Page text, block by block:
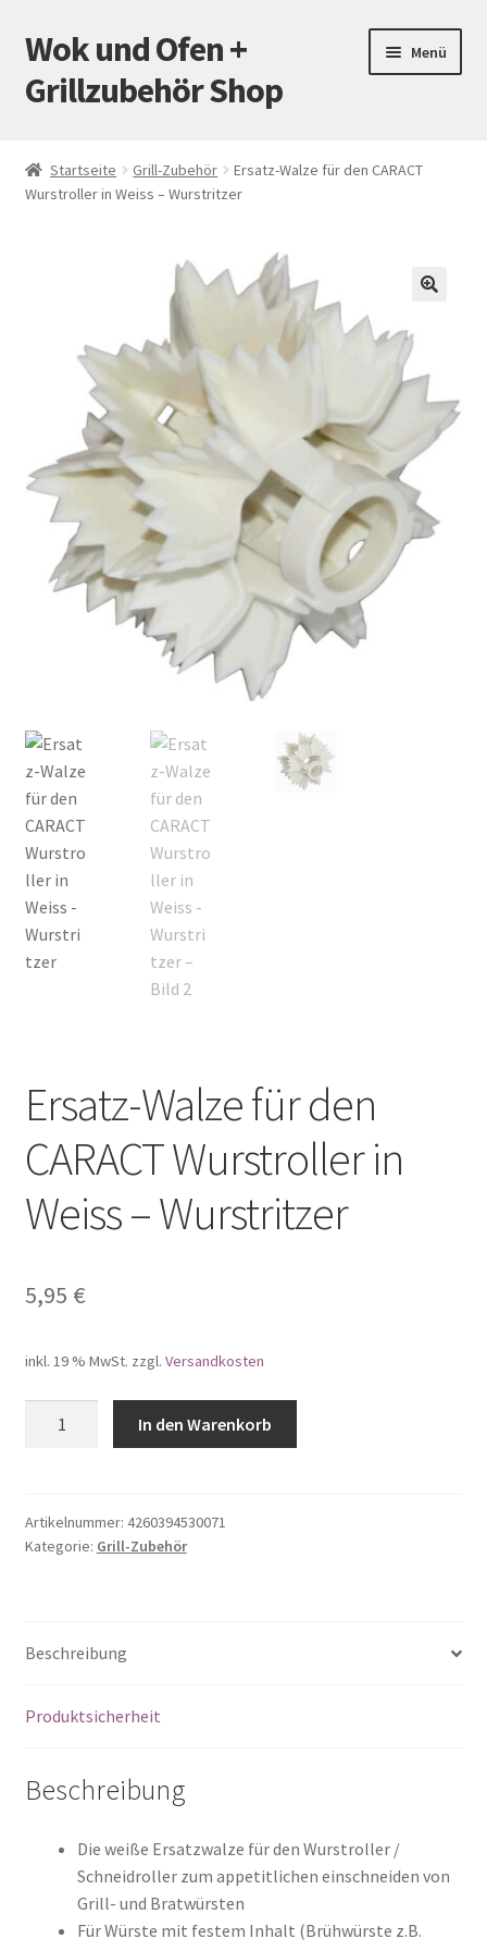
Zur
Navigation
springen
Zum
Inhalt
springen
Wok und Ofen +
Grillzubehör Shop
Menü
Mein Konto
Zahlungsarten
Kontakt
Startseite Grill-Zubehör
Ersatz-Walze für den CARACT
Wurstroller in Weiss – Wurstritzer
Ersatz-Walze für den
CARACT Wurstroller in
Weiss – Wurstritzer
5,95 €
inkl. 19 % MwSt. zzgl. Versandkosten
CARACT
Wurstroller
Wurstritzer
In den Warenkorb
Artikelnummer: 4260394530071
Kategorie: Grill-Zubehör
Beschreibung
Produktsicherheit
Beschreibung
Die weiße Ersatzwalze für den Wurstroller /
Schneidroller zum appetitlichen einschneiden von
Grill- und Bratwürsten
Für Würste mit festem Inhalt (Brühwürste z.B.